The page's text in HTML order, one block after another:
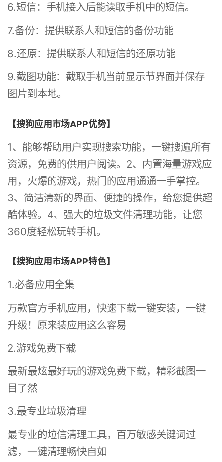
6.短信：手机接入后能读取手机中的短信。
7.备份：提供联系人和短信的备份功能
8.还原：提供联系人和短信的还原功能
9.截图功能：截取手机当前显示节界面并保存
图片到本地。
【搜狗应用市场APP优势】
1、能够帮助用户实现搜索功能，一键搜遍所有
资源，免费的供用户阅读。2、内置海量游戏应
用，火爆的游戏，热门的应用通通一手掌控。
3、简洁清新的界面、便捷的操作，给您提供超
酷体验。4、强大的垃圾文件清理功能，让您
360度轻松玩转手机。
【搜狗应用市场APP特色】
1.必备应用全集
万款官方手机应用，快速下载一键安装，一键
升级！原来装应用这么容易
2.游戏免费下载
最新最炫最好玩的游戏免费下载，精彩截图一
目了然
3.最专业垃圾清理
最专业的垃信清理工具，百万敏感关键词过
滤，一键清理畅快自如